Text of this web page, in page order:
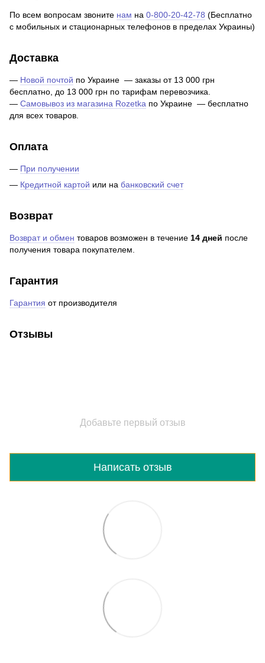
По всем вопросам звоните нам на 0-800-20-42-78 (Бесплатно
с мобильных и стационарных телефонов в пределах Украины)
Доставка
— Новой почтой по Украине — заказы от 13 000 грн
бесплатно, до 13 000 грн по тарифам перевозчика.
— Самовывоз из магазина Rozetka по Украине — бесплатно
для всех товаров.
Оплата
— При получении
— Кредитной картой или на банковский счет
Возврат
Возврат и обмен товаров возможен в течение 14 дней после
получения товара покупателем.
Гарантия
Гарантия от производителя
Отзывы
Добавьте первый отзыв
Написать отзыв